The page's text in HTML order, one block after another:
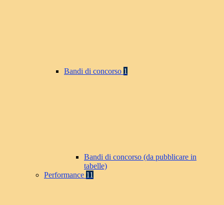
Bandi di concorso 1
Bandi di concorso (da pubblicare in
tabelle)
Performance 11